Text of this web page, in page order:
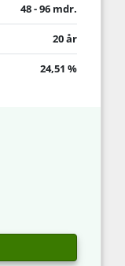
48 - 96 mdr.
20 år
24,51 %